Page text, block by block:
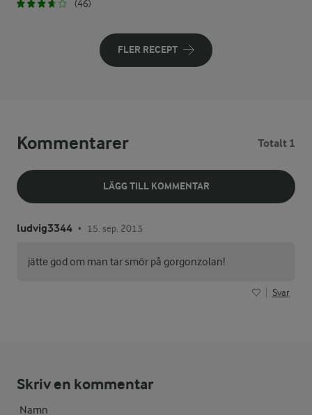
(46)
FLER RECEPT
Kommentarer Totalt 1
LÄGG TILL KOMMENTAR
ludvig3344 • 15. sep. 2013
jätte god om man tar smör på gorgonzolan!
Svar
Skriv en kommentar
Namn